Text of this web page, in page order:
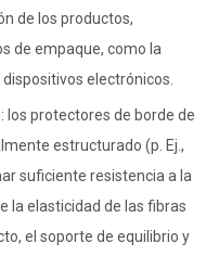
de los productos,
de empaque, como la
electrónicos.
los protectores de borde de
estructurado (p. Ej.,
suficiente resistencia a la
la elasticidad de las fibras
el soporte de equilibrio y